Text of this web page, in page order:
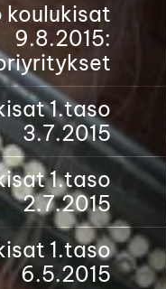
koulukisat
9.8.2015:
1.taso
3.7.2015
1.taso
2.7.2015
1.taso
6.5.2015